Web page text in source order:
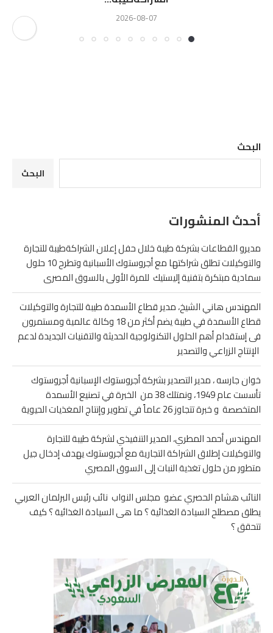
2026-08-07
البحث
البحث
أحدث المنشورات
مديرو القطاعات بشركة طيبة خلال حفل إعلان الشراكةطيبة للتجارة
والتوكيلات تطلق شراكتها مع أجروستوك الأسبانية وتطرح 10 حلول
سمادية مبتكرة بتفنية إليستيك للمرة الأولى بالسوق المصرى
المهندس هاني الشيخ، مدير قطاع الأسمدة طيبة للتجارة والتوكيلات
قطاع الأسمدة في طيبة يضم أكثر من 18 وكالة عالمية ومستمرون
فى إستقدام أهم الحلول التكنولوجية الحديثة والتقنيات الجديدة لدعم
الإنتاج الزراعي والتصدير
خوان جارسه ، مدير التصدير بشركة أجروستوك الإسبانية أجروستوك
تأسست عام 1949، ونمتلك 38 من الخبرة في تصنيع الأسمدة
المتخصصة و خبرة تتجاوز 26 عاماً في تطوير وإنتاج المغذيات الحيوية
المهندس أحمد المطري، المدير التنفيذي لشركة طيبة للتجارة
والتوكيلات إطلاق الشراكة التجارية مع أجروستوك يهدف إدخال جيل
متطور من حلول تغذية النبات إلى السوق المصري
النائب هشام الحصري عضو مجلس النواب نائب رئيس البرلمان العربي
يطلق مصطلح السيادة الغذائية ؟ ما هى السيادة الغذائية ؟ كيف
تتحقق ؟